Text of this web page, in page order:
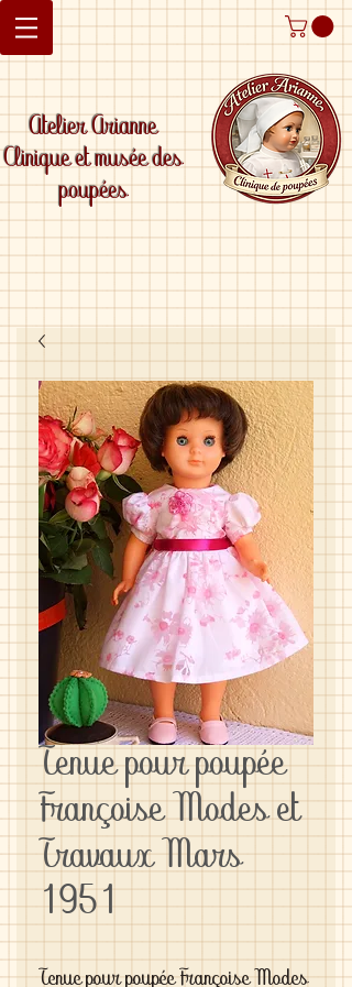
Atelier Arianne
Clinique et musée des
poupées
Tenue pour poupée
Françoise Modes et
Travaux Mars
1951
Tenue pour poupée Françoise Modes